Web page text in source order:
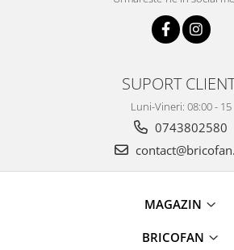
Tapet 3D Autoadeziv
Climatizare si echipamente de
Echipamente pt incalzire
Paturi electrice cu incalzire
Umidificatoare
SUPORT
Luni-Vineri: 08:00 - 15
0743802580
MAGAZIN
BRICOFAN